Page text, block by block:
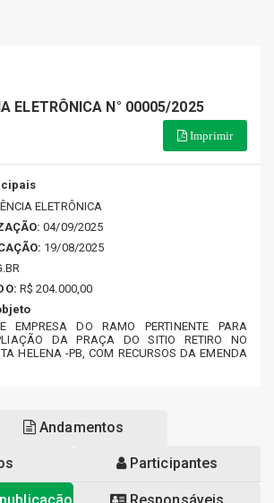
ELETRÔNICA N° 00005/2025
Imprimir
ELETRÔNICA
04/09/2025
19/08/2025
R$ 204.000,00
EMPRESA DO RAMO PERTINENTE PARA
DA PRAÇA DO SITIO RETIRO NO
HELENA -PB, COM RECURSOS DA EMENDA
Participantes
Andamentos